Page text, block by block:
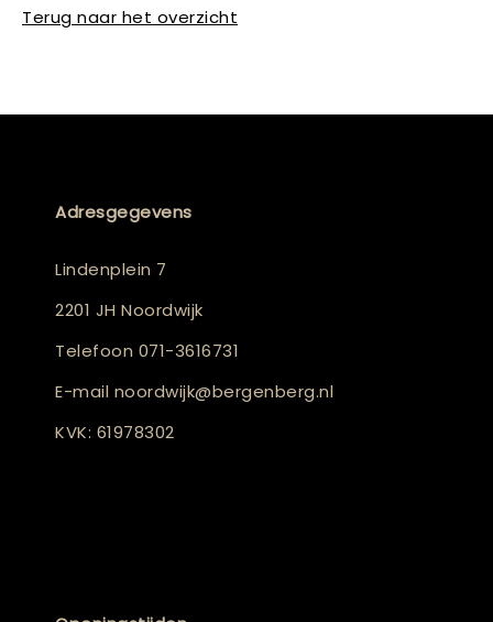
Terug naar het overzicht
Adresgegevens
Lindenplein 7
2201 JH Noordwijk
Telefoon 071-3616731
E-mail noordwijk@bergenberg.nl
KVK: 61978302